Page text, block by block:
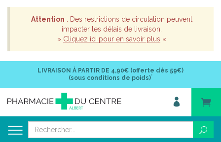
Attention : Des restrictions de circulation peuvent
impacter les délais de livraison.
» Cliquez ici pour en savoir plus «
LIVRAISON À PARTIR DE 4,90€ (offerte dès 59€)
(sous conditions de poids)*